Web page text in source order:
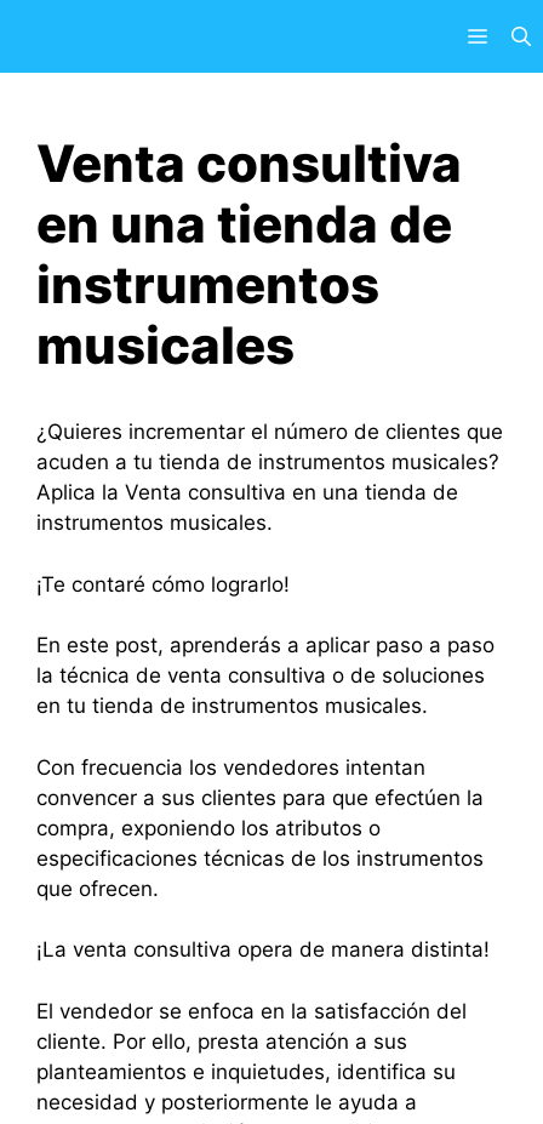
contenido
Menú
Venta consultiva
en una tienda de
instrumentos
musicales
¿Quieres incrementar el número de clientes que
acuden a tu tienda de instrumentos musicales?
Aplica la Venta consultiva en una tienda de
instrumentos musicales.
¡Te contaré cómo lograrlo!
En este post, aprenderás a aplicar paso a paso
la técnica de venta consultiva o de soluciones
en tu tienda de instrumentos musicales.
Con frecuencia los vendedores intentan
convencer a sus clientes para que efectúen la
compra, exponiendo los atributos o
especificaciones técnicas de los instrumentos
que ofrecen.
¡La venta consultiva opera de manera distinta!
El vendedor se enfoca en la satisfacción del
cliente. Por ello, presta atención a sus
planteamientos e inquietudes, identifica su
necesidad y posteriormente le ayuda a